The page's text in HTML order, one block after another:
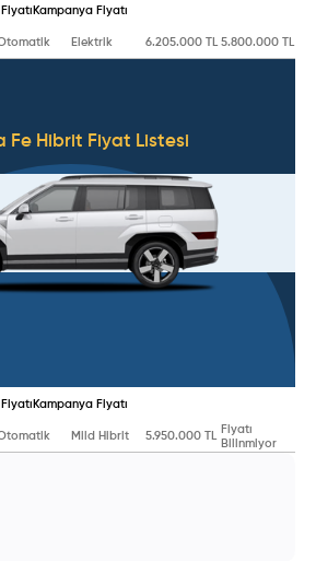
Fiyatı Kampanya Fiyatı
Elektrik 6.205.000 TL 5.800.000 TL
Fe Hibrit Fiyat Listesi
Fiyatı Kampanya Fiyatı
Mild Hibrit 5.950.000 TL
Fiyatı
Bilinmiyor